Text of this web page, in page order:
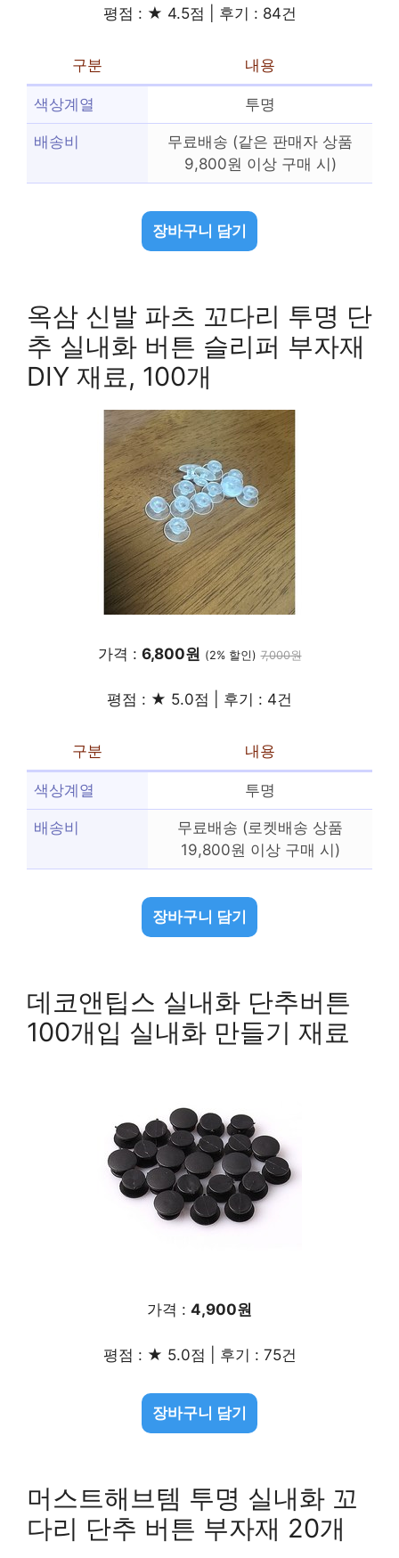
평점 : ★ 4.5점 | 후기 : 84건
구분 내용
색상계열 투명
배송비
무료배송 (같은 판매자 상품
9,800원 이상 구매 시)
장바구니 담기
옥삼 신발 파츠 꼬다리 투명 단
추 실내화 버튼 슬리퍼 부자재
DIY 재료, 100개
가격 : 6,800원 (2% 할인) 7,000원
평점 : ★ 5.0점 | 후기 : 4건
구분 내용
색상계열 투명
배송비
무료배송 (로켓배송 상품
19,800원 이상 구매 시)
장바구니 담기
데코앤팁스 실내화 단추버튼
100개입 실내화 만들기 재료
가격 : 4,900원
평점 : ★ 5.0점 | 후기 : 75건
장바구니 담기
머스트해브템 투명 실내화 꼬
다리 단추 버튼 부자재 20개